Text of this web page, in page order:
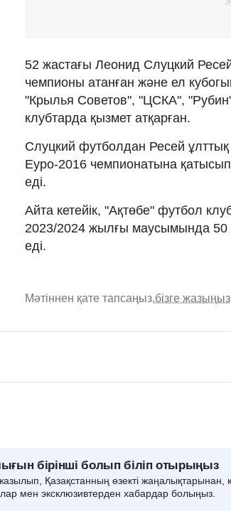
52 жастағы Леонид Слуцкий
чемпионы атанған және ел
"Крылья Советов", "ЦСКА",
клубтарда қызмет атқарған.
Слуцкий футболдан Ресей
Еуро-2016 чемпионатына
еді.
Айта кетейік, "Ақтөбе" футбол
2023/2024 жылғы маусымында 50
еді.
Мәтіннен қате тапсаңыз,бізге жазыңыз
бірінші болып біліп отырыңыз
Қазақстанның өзекті жаңалықтарынан,
мен эксклюзивтерден хабардар болыңыз.